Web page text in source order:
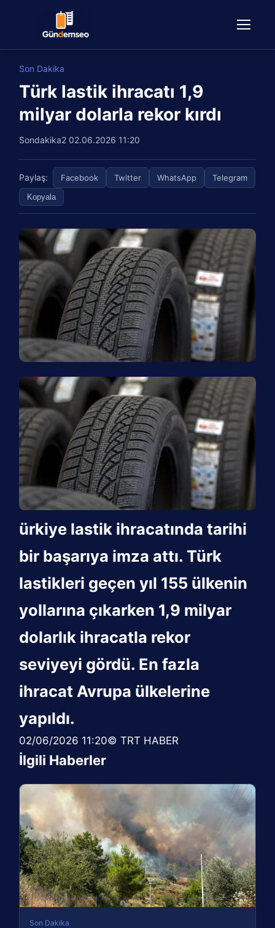
Son Dakika
Türk lastik ihracatı 1,9
milyar dolarla rekor kırdı
Sondakika2 02.06.2026 11:20
Paylaş: Facebook Twitter WhatsApp Telegram
Kopyala
ürkiye lastik ihracatında tarihi
bir başarıya imza attı. Türk
lastikleri geçen yıl 155 ülkenin
yollarına çıkarken 1,9 milyar
dolarlık ihracatla rekor
seviyeyi gördü. En fazla
ihracat Avrupa ülkelerine
yapıldı.
02/06/2026 11:20© TRT HABER
İlgili Haberler
Son Dakika